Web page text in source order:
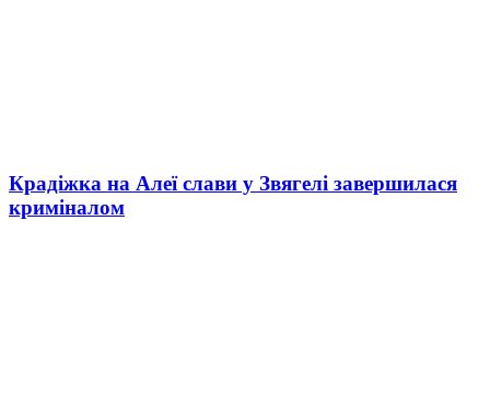
Крадіжка на Алеї слави у Звягелі завершилася
криміналом